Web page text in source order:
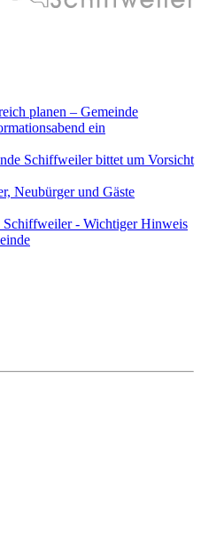
planen – Gemeinde
ein
Schiffweiler bittet um Vorsicht
Neubürger und Gäste
Schiffweiler - Wichtiger Hinweis